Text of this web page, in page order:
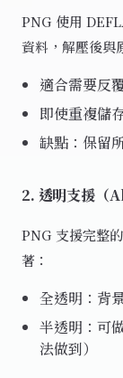
PNG 使用
資料，解壓後與
適合需要反
即使重複儲
缺點：保留
2. 透明支援（
PNG 支援完整
著：
全透明：背
半透明：可
法做到）